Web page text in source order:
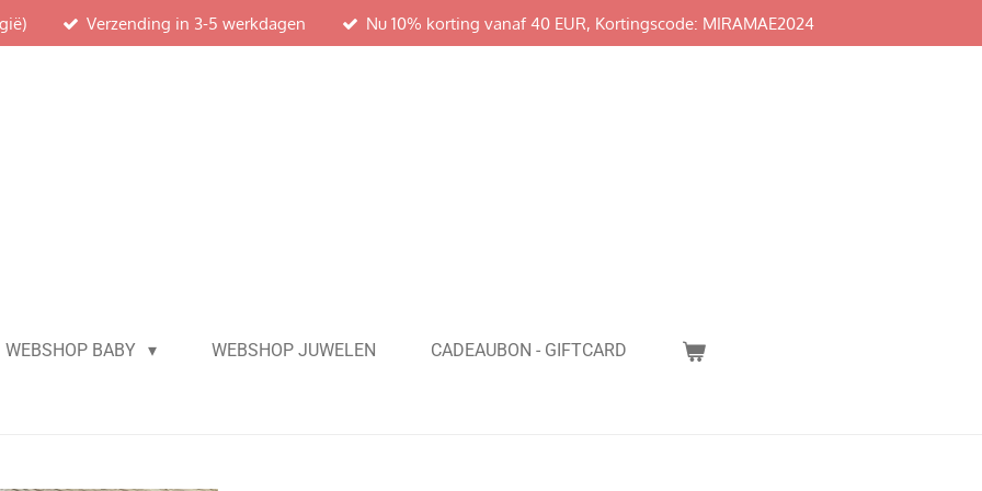
Verzending in 3-5 werkdagen Nu 10% korting vanaf 40 EUR, Kortingscode: MIRAMAE2024
WEBSHOP BABY WEBSHOP JUWELEN CADEAUBON - GIFTCARD